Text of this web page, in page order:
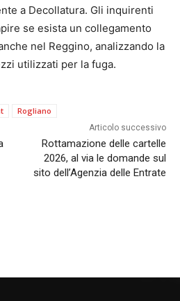
a Decollatura. Gli inquirenti
se esista un collegamento
nel Reggino, analizzando la
utilizzati per la fuga.
Rogliano
Articolo successivo
Rottamazione delle cartelle
2026, al via le domande sul
sito dell’Agenzia delle Entrate